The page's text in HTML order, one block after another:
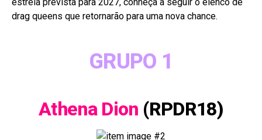
drag queens que retornarão para uma nova chance.
GRUPO 1
Athena Dion (RPDR18)